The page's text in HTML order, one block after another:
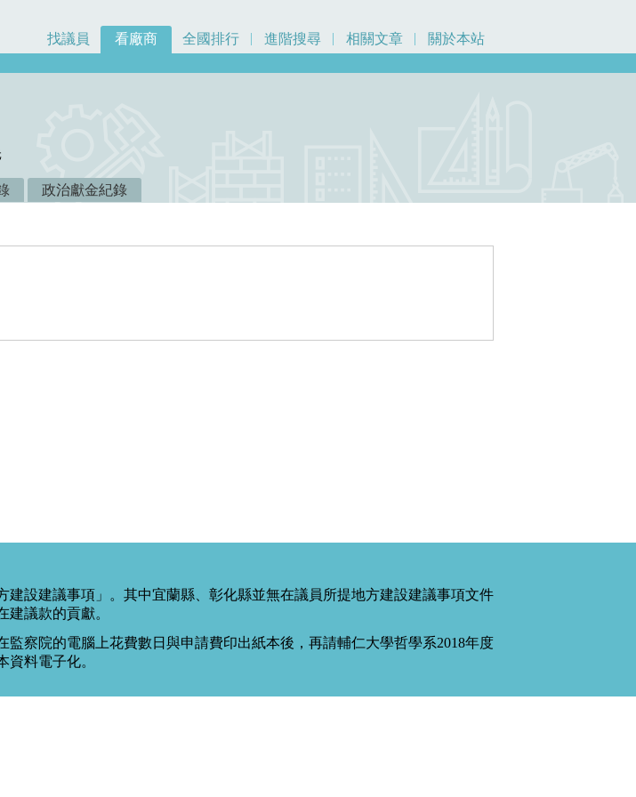
找議員 看廠商 全國排行 進階搜尋 相關文章 關於本站
政治獻金紀錄
建設建議事項」。其中宜蘭縣、彰化縣並無在議員所提地方建設建議事項文件
議款的貢獻。
察院的電腦上花費數日與申請費印出紙本後，再請輔仁大學哲學系2018年度
料電子化。